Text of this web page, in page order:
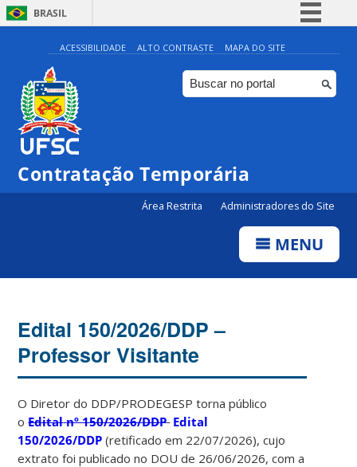
BRASIL
Simplifique!
Comunica BR
Participe
Canais
ACESSIBILIDADE ALTO CONTRASTE MAPA DO SITE
Contratação Temporária
Área Restrita Administradores do Site
MENU
Edital 150/2026/DDP –
Professor Visitante
O Diretor do DDP/PRODEGESP torna público
oEdital nº 150/2026/DDP Edital
150/2026/DDP (retificado em 22/07/2026), cujo
extrato foi publicado no DOU de 26/06/2026, com a